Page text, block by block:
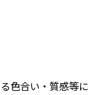
色合い・質感等に